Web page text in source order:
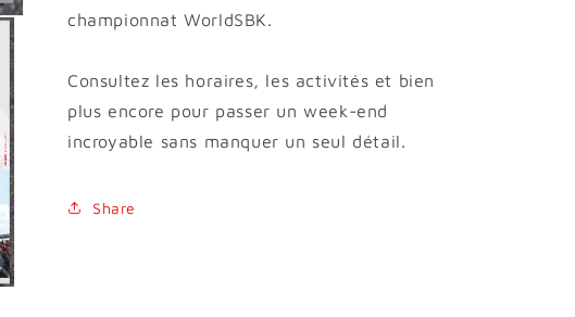
championnat WorldSBK.
Consultez les horaires, les activités et bien
plus encore pour passer un week-end
incroyable sans manquer un seul détail.
Share